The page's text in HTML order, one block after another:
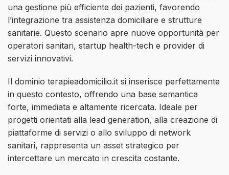
una gestione più efficiente dei pazienti, favorendo
l’integrazione tra assistenza domiciliare e strutture
sanitarie. Questo scenario apre nuove opportunità per
operatori sanitari, startup health-tech e provider di
servizi innovativi.
Il dominio terapieadomicilio.it si inserisce perfettamente
in questo contesto, offrendo una base semantica
forte, immediata e altamente ricercata. Ideale per
progetti orientati alla lead generation, alla creazione di
piattaforme di servizi o allo sviluppo di network
sanitari, rappresenta un asset strategico per
intercettare un mercato in crescita costante.